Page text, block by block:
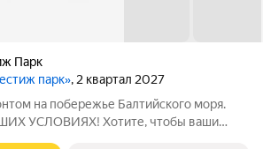
Парк
парк», 2 квартал 2027
на побережье Балтийского моря.
УСЛОВИЯХ! Хотите, чтобы ваши